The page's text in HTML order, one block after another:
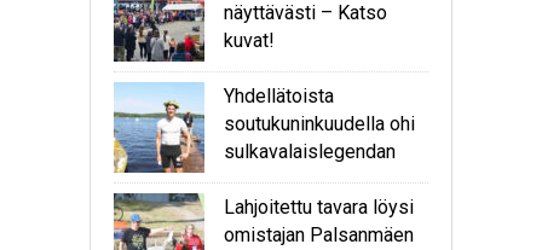
näyttävästi – Katso
kuvat!
Yhdellätoista
soutukuninkuudella ohi
sulkavalaislegendan
Lahjoitettu tavara löysi
omistajan Palsanmäen